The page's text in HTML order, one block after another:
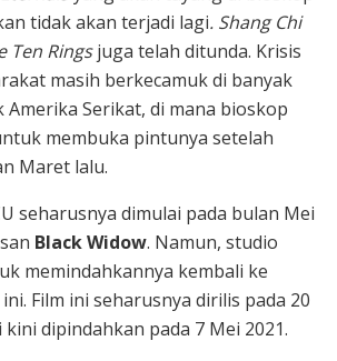
tidak akan terjadi lagi. Shang Chi
Ten Ringsjuga telah ditunda. Krisis
masih berkecamuk di banyak
Amerika Serikat, di mana bioskop
membuka pintunya setelah
Maret lalu.
seharusnya dimulai pada bulan Mei
Black Widow. Namun, studio
memindahkannya kembali ke
Film ini seharusnya dirilis pada 20
dipindahkan pada 7 Mei 2021.